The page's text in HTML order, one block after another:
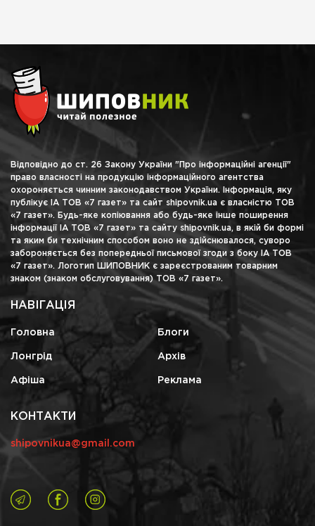
Відповідно до ст. 26 Закону України "Про інформаційні агенції"
право власності на продукцію інформаційного агентства
охороняється чинним законодавством України. Інформація, яку
публікує ІА ТОВ «7 газет» та сайт shipovnik.ua є власністю ТОВ
«7 газет». Будь-яке копіювання або будь-яке інше поширення
інформації ІА ТОВ «7 газет» та сайту shipovnik.ua, в якій би формі
та яким би технічним способом воно не здійснювалося, суворо
забороняється без попередньої письмової згоди з боку ІА ТОВ
«7 газет». Логотип ШИПОВНИК є зареєстрованим товарним
знаком (знаком обслуговування) ТОВ «7 газет».
НАВІГАЦІЯ
Головна Блоги
Лонгрід Архів
Афіша Реклама
КОНТАКТИ
shipovnikua@gmail.com